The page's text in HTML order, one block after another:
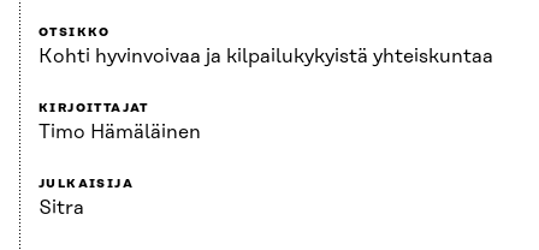
OTSIKKO
Kohti hyvinvoivaa ja kilpailukykyistä yhteiskuntaa
KIRJOITTAJAT
Timo Hämäläinen
JULKAISIJA
Sitra